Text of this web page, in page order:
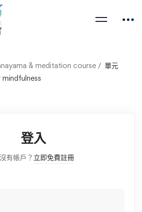
& meditation course
單元
登入
有帳戶？ 立即免費註冊